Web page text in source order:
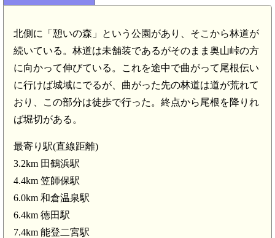
北側に「憩いの森」という公園があり、そこから林道が
続いている。林道は未舗装であるがそのまま奥山峠の方
に向かって伸びている。これを途中で曲がって尾根伝い
に行けば城域にでるが、曲がった先の林道は道が荒れて
おり、この部分は徒歩で行った。終点から尾根を降りれ
ば堀切がある。
最寄り駅(直線距離)
3.2km 田鶴浜駅
4.4km 笠師保駅
6.0km 和倉温泉駅
6.4km 徳田駅
7.4km 能登二宮駅
笠師保駅(4.4km)